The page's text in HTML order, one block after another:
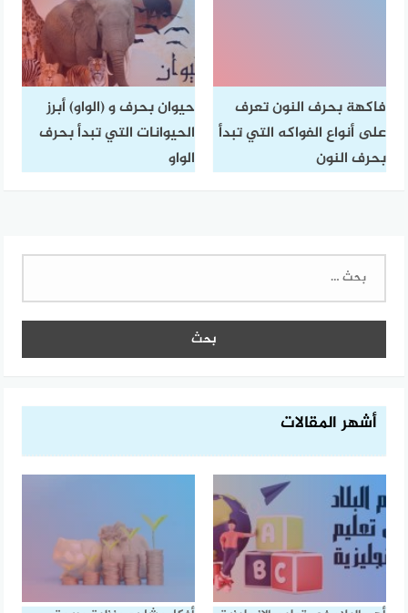
فاكهة بحرف النون تعرف
على أنواع الفواكه التي تبدأ
بحرف النون
حيوان بحرف و (الواو) أبرز
الحيوانات التي تبدأ بحرف
الواو
البحث
أشهر المقالات